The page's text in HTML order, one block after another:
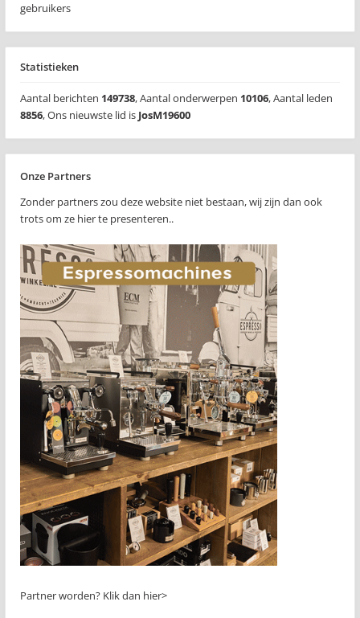
gebruikers
Statistieken
Aantal berichten 149738,Aantal onderwerpen 10106,Aantal leden
8856,Ons nieuwste lid is JosM19600
Onze Partners
Zonder partners zou deze website niet bestaan, wij zijn dan ook
trots om ze hier te presenteren..
Partner worden? Klik dan hier>